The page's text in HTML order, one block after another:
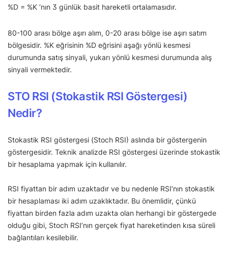
%D = %K ‘nın 3 günlük basit hareketli ortalamasıdır.
80-100 arası bölge aşırı alım, 0-20 arası bölge ise aşırı satım
bölgesidir. %K eğrisinin %D eğrisini aşağı yönlü kesmesi
durumunda satış sinyali, yukarı yönlü kesmesi durumunda alış
sinyali vermektedir.
STO RSI (Stokastik RSI Göstergesi)
Nedir?
Stokastik RSI göstergesi (Stoch RSI) aslında bir göstergenin
göstergesidir. Teknik analizde RSI göstergesi üzerinde stokastik
bir hesaplama yapmak için kullanılır.
RSI fiyattan bir adım uzaktadır ve bu nedenle RSI’nın stokastik
bir hesaplaması iki adım uzaklıktadır. Bu önemlidir, çünkü
fiyattan birden fazla adım uzakta olan herhangi bir göstergede
olduğu gibi, Stoch RSI’nın gerçek fiyat hareketinden kısa süreli
bağlantıları kesilebilir.